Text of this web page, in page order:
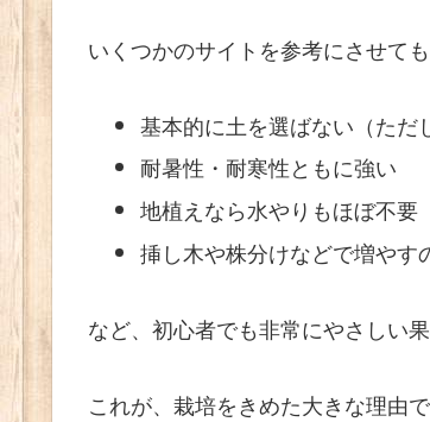
いくつかのサイトを参考にさせて
基本的に土を選ばない（ただ
耐暑性・耐寒性ともに強い
地植えなら水やりもほぼ不要
挿し木や株分けなどで増やす
など、初心者でも非常にやさしい果
これが、栽培をきめた大きな理由で